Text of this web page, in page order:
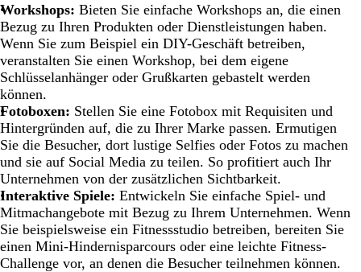
Workshops: Bieten Sie einfache Workshops an, die einen
Bezug zu Ihren Produkten oder Dienstleistungen haben.
Wenn Sie zum Beispiel ein DIY-Geschäft betreiben,
veranstalten Sie einen Workshop, bei dem eigene
Schlüsselanhänger oder Grußkarten gebastelt werden
können.
Fotoboxen: Stellen Sie eine Fotobox mit Requisiten und
Hintergründen auf, die zu Ihrer Marke passen. Ermutigen
Sie die Besucher, dort lustige Selfies oder Fotos zu machen
und sie auf Social Media zu teilen. So profitiert auch Ihr
Unternehmen von der zusätzlichen Sichtbarkeit.
Interaktive Spiele: Entwickeln Sie einfache Spiel- und
Mitmachangebote mit Bezug zu Ihrem Unternehmen. Wenn
Sie beispielsweise ein Fitnessstudio betreiben, bereiten Sie
einen Mini-Hindernisparcours oder eine leichte Fitness-
Challenge vor, an denen die Besucher teilnehmen können.